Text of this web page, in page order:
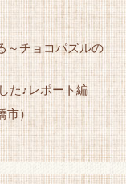
～チョコパズルの
た♪レポート編
市）